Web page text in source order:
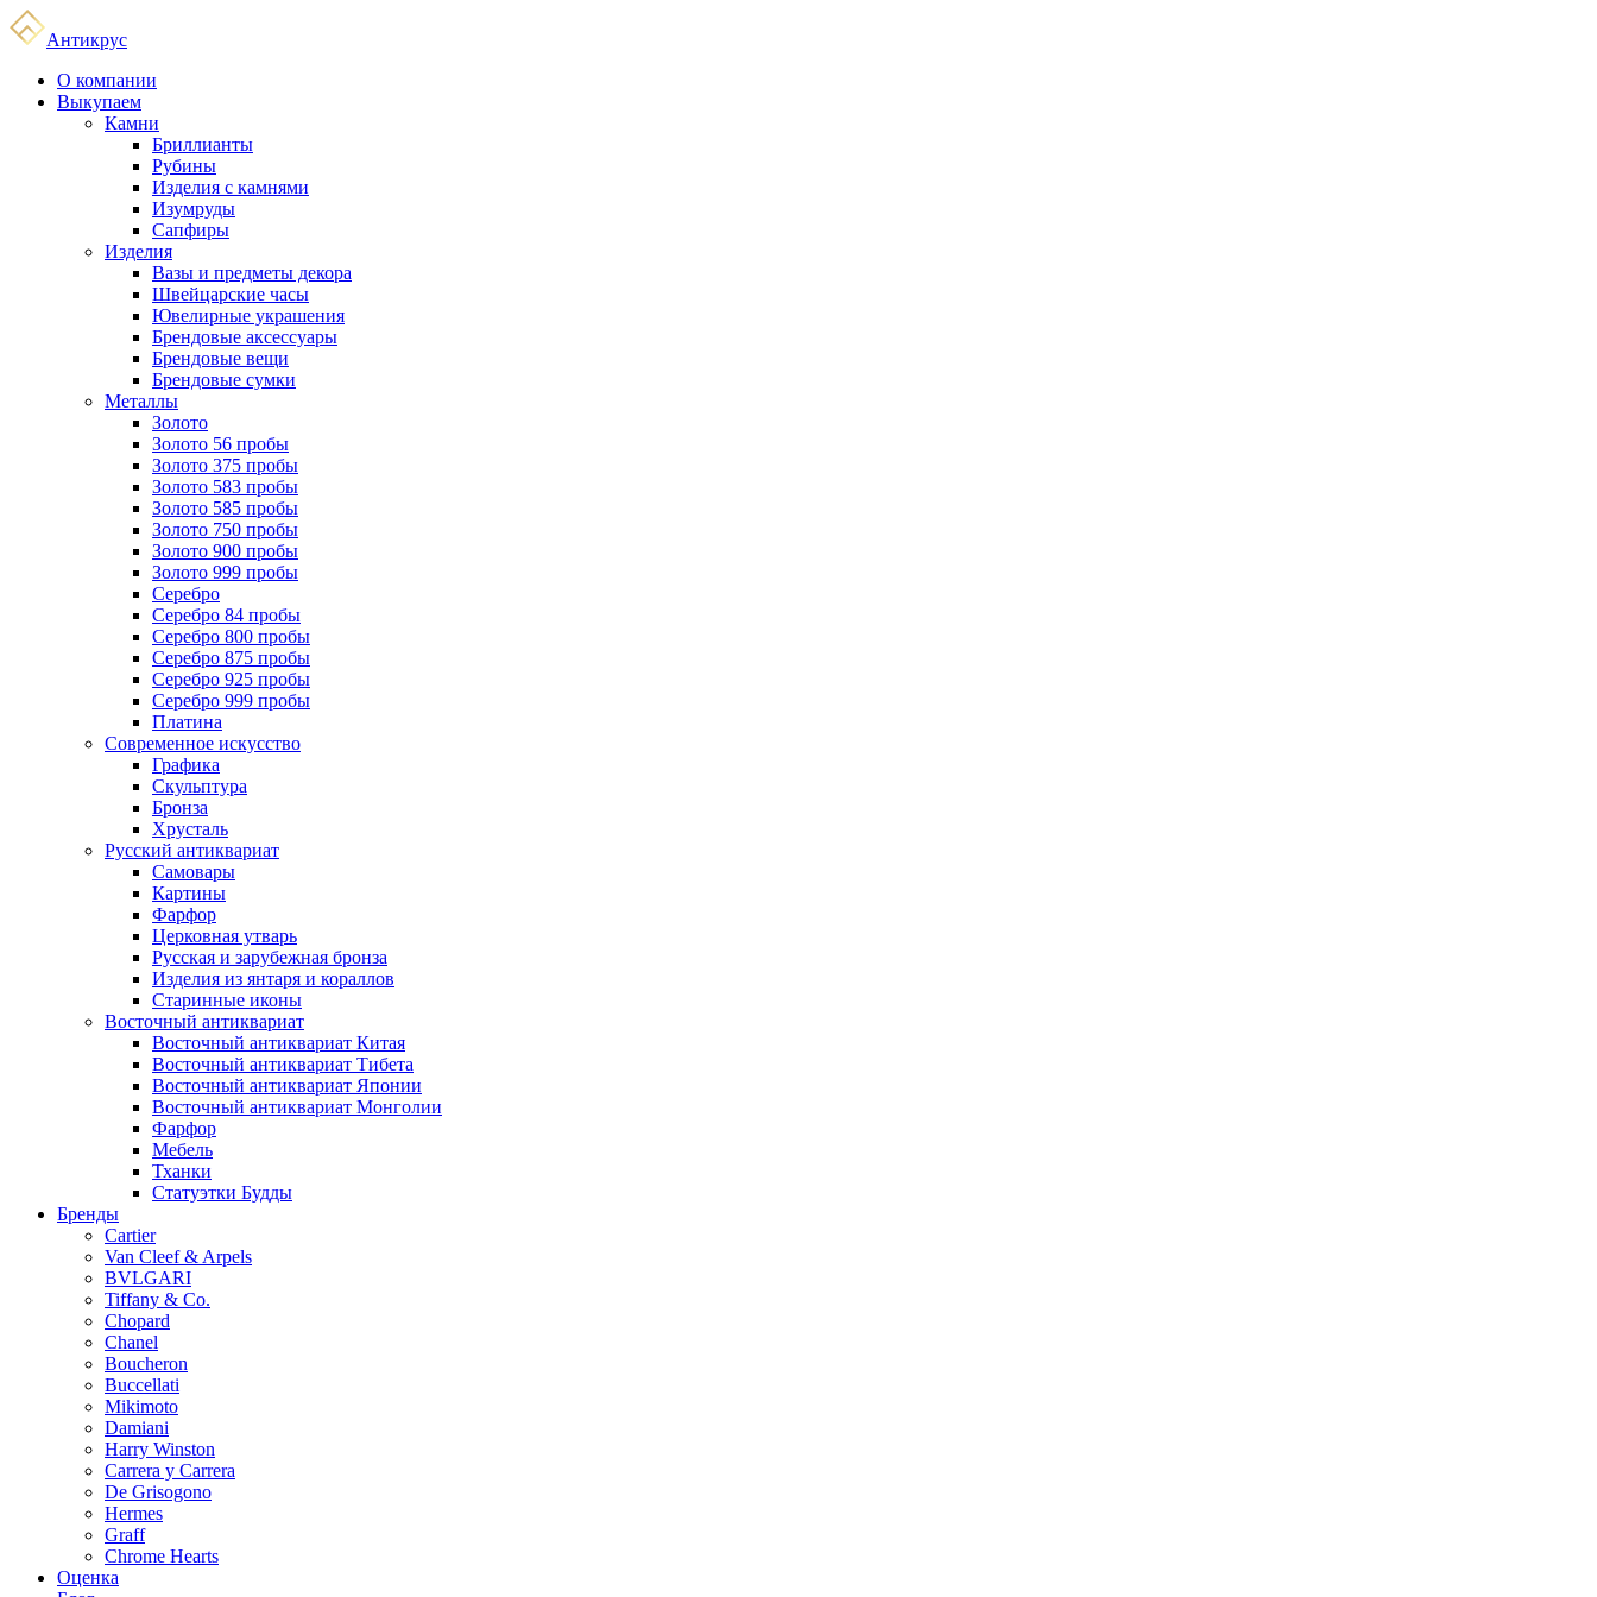
Антикрус
О компании
Выкупаем
Камни
Бриллианты
Рубины
Изделия с камнями
Изумруды
Сапфиры
Изделия
Вазы и предметы декора
Швейцарские часы
Ювелирные украшения
Брендовые аксессуары
Брендовые вещи
Брендовые сумки
Металлы
Золото
Золото 56 пробы
Золото 375 пробы
Золото 583 пробы
Золото 585 пробы
Золото 750 пробы
Золото 900 пробы
Золото 999 пробы
Серебро
Серебро 84 пробы
Серебро 800 пробы
Серебро 875 пробы
Серебро 925 пробы
Серебро 999 пробы
Платина
Современное искусство
Графика
Скульптура
Бронза
Хрусталь
Русский антиквариат
Самовары
Картины
Фарфор
Церковная утварь
Русская и зарубежная бронза
Изделия из янтаря и кораллов
Старинные иконы
Восточный антиквариат
Восточный антиквариат Китая
Восточный антиквариат Тибета
Восточный антиквариат Японии
Восточный антиквариат Монголии
Фарфор
Мебель
Тханки
Статуэтки Будды
Бренды
Cartier
Van Cleef & Arpels
BVLGARI
Tiffany & Co.
Chopard
Chanel
Boucheron
Buccellati
Mikimoto
Damiani
Harry Winston
Carrera y Carrera
De Grisogono
Hermes
Graff
Chrome Hearts
Оценка